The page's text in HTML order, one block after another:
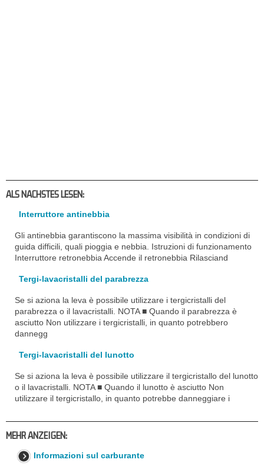
ALS NACHSTES LESEN:
Interruttore antinebbia
Gli antinebbia garantiscono la massima visibilità in condizioni di
guida difficili, quali pioggia e nebbia. Istruzioni di funzionamento
Interruttore retronebbia Accende il retronebbia Rilasciand
Tergi-lavacristalli del parabrezza
Se si aziona la leva è possibile utilizzare i tergicristalli del
parabrezza o il lavacristalli. NOTA ■ Quando il parabrezza è
asciutto Non utilizzare i tergicristalli, in quanto potrebbero
dannegg
Tergi-lavacristalli del lunotto
Se si aziona la leva è possibile utilizzare il tergicristallo del lunotto
o il lavacristalli. NOTA ■ Quando il lunotto è asciutto Non
utilizzare il tergicristallo, in quanto potrebbe danneggiare i
MEHR ANZEIGEN:
Informazioni sul carburante